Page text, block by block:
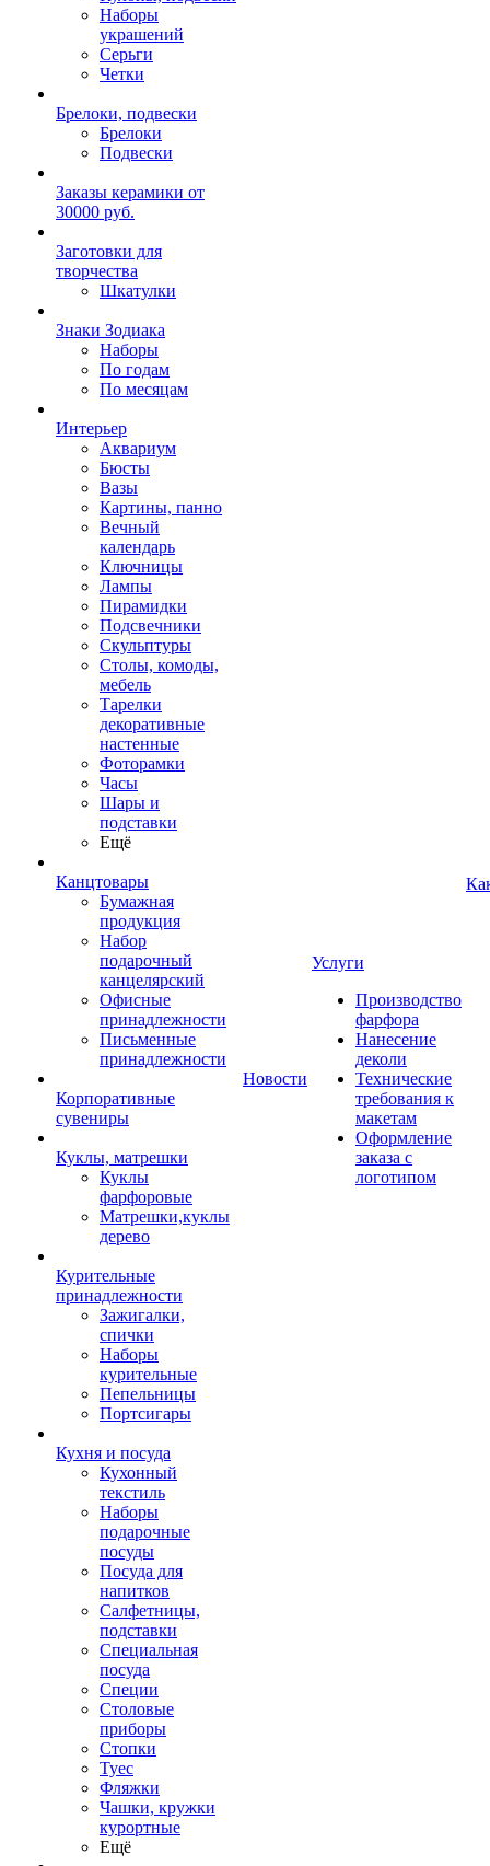
Наборы
украшений
Серьги
Четки
Брелоки, подвески
Брелоки
Подвески
Заказы керамики от
30000 руб.
Заготовки для
творчества
Шкатулки
Знаки Зодиака
Наборы
По годам
По месяцам
Интерьер
Аквариум
Бюсты
Вазы
Картины, панно
Вечный
календарь
Ключницы
Лампы
Пирамидки
Подсвечники
Скульптуры
Столы, комоды,
мебель
Тарелки
декоративные
настенные
Фоторамки
Часы
Шары и
подставки
Ещё
Канцтовары
Бумажная
продукция
Набор
подарочный
канцелярский
Офисные
принадлежности
Письменные
принадлежности
Корпоративные
сувениры
Куклы, матрешки
Куклы
фарфоровые
Матрешки,куклы
дерево
Курительные
принадлежности
Зажигалки,
спички
Наборы
курительные
Пепельницы
Портсигары
Кухня и посуда
Кухонный
текстиль
Наборы
подарочные
посуды
Посуда для
напитков
Салфетницы,
подставки
Специальная
посуда
Специи
Столовые
приборы
Стопки
Туес
Фляжки
Чашки, кружки
курортные
Ещё
Новости
Услуги
Производство
фарфора
Нанесение
деколи
Технические
требования к
макетам
Оформление
заказа с
логотипом